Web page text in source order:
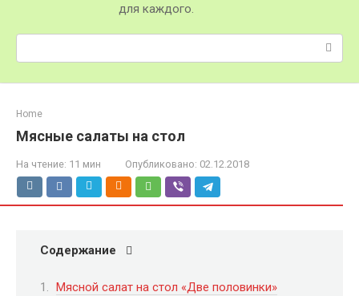
для каждого.
Поиск:
Home
Мясные салаты на стол
На чтение: 11 мин Опубликовано: 02.12.2018
Содержание
Мясной салат на стол «Две половинки»